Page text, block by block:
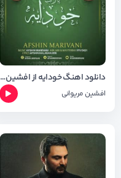
دانلود اهنگ خودایه از افشین مریوانی + شعر اهنگ
افشین مریوانی